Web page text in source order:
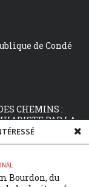
Bourdon, du
de Condé
CHEMINS :
PAR LA
: LE
FLEUVE MANO